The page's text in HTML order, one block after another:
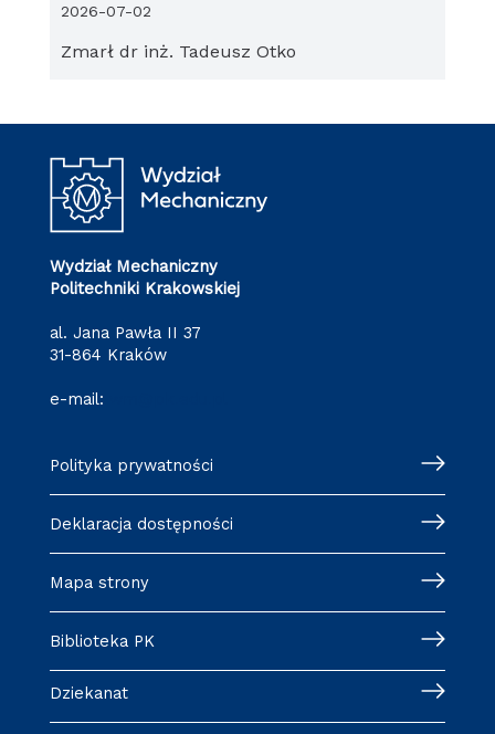
Zmarł dr inż. Tadeusz Otko
2026-07-02
Wydział Mechaniczny
Politechniki Krakowskiej
al. Jana Pawła II 37
31-864 Kraków
e-mail:
Polityka prywatności
Deklaracja dostępności
Mapa strony
Biblioteka PK
Dziekanat